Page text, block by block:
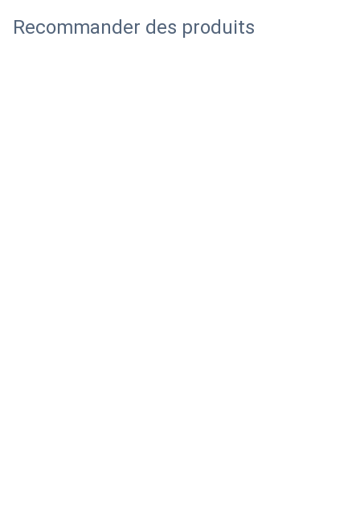
Recommander des produits